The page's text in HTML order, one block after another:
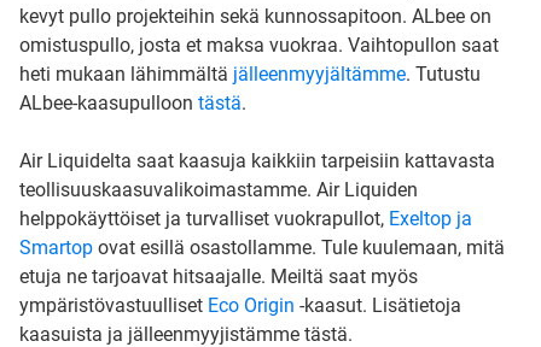
kevyt pullo projekteihin sekä kunnossapitoon. ALbee on
omistuspullo, josta et maksa vuokraa. Vaihtopullon saat
heti mukaan lähimmältä jälleenmyyjältämme. Tutustu
ALbee-kaasupulloon tästä.
Air Liquidelta saat kaasuja kaikkiin tarpeisiin kattavasta
teollisuuskaasuvalikoimastamme. Air Liquiden
helppokäyttöiset ja turvalliset vuokrapullot, Exeltop ja
Smartop ovat esillä osastollamme. Tule kuulemaan, mitä
etuja ne tarjoavat hitsaajalle. Meiltä saat myös
ympäristövastuulliset Eco Origin -kaasut. Lisätietoja
kaasuista ja jälleenmyyjistämme tästä.